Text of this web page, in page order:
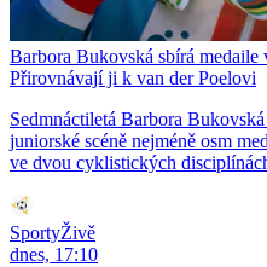
Barbora Bukovská sbírá
Přirovnávají ji k van der Poelovi
Sedmnáctiletá Barbora
juniorské scéně nejméně osm
ve dvou cyklistických
SportyŽivě
dnes, 17:10